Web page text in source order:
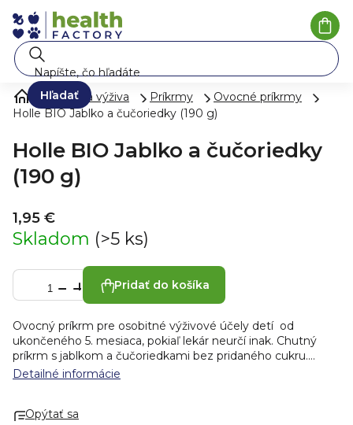
Prejsť
na
obsah
Hľadať
Mlieko a výživa Príkrmy
Ovocné príkrmy
Holle BIO Jablko a čučoriedky (190 g)
Holle BIO Jablko a čučoriedky
(190 g)
1,95 €
Skladom (>5 ks)
Pridať do košíka
Ovocný príkrm pre osobitné výživové účely detí od
ukončeného 5. mesiaca, pokiaľ lekár neurčí inak. Chutný
príkrm s jablkom a čučoriedkami bez pridaného cukru.
Zloženie:Jablká* 90 %, čučoriedky** 10 %. * Z bio
cukry. Bezgluténový.
Detailné informácie
Opýtať sa